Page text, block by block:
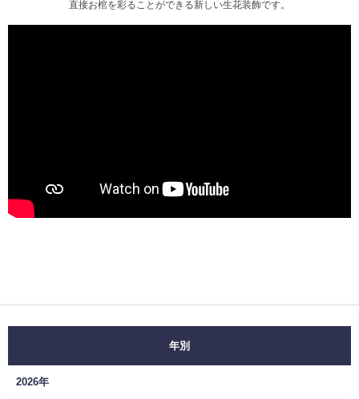
直接お棺を彩ることができる新しい生花装飾です。
年別
2026年